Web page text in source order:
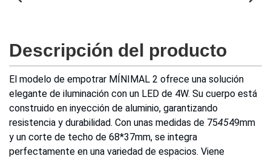
Descripción del producto
El modelo de empotrar MÍNIMAL 2 ofrece una solución
elegante de iluminación con un LED de 4W. Su cuerpo está
construido en inyección de aluminio, garantizando
resistencia y durabilidad. Con unas medidas de 754549mm
y un corte de techo de 68*37mm, se integra
perfectamente en una variedad de espacios. Viene